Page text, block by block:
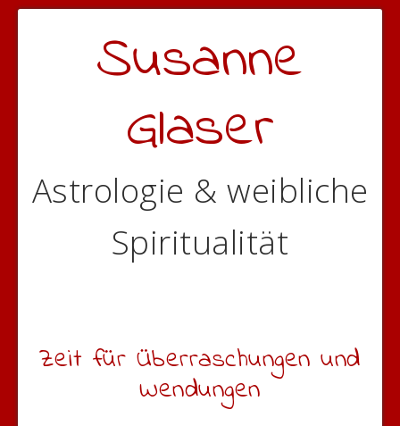
Susanne
Glaser
Astrologie & weibliche
Spiritualität
Zeit für Überraschungen und
Wendungen